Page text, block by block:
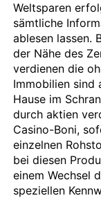
Weltsparen
sämtliche
ablesen lassen.
der Nähe des
verdienen die
Immobilien sind
Hause im
durch aktien
Casino-Boni,
einzelnen
bei diesen
einem Wechsel
speziellen